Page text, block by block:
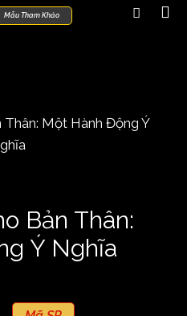
Mẫu Tham Khảo
Bản Thân:
Ý Nghĩa